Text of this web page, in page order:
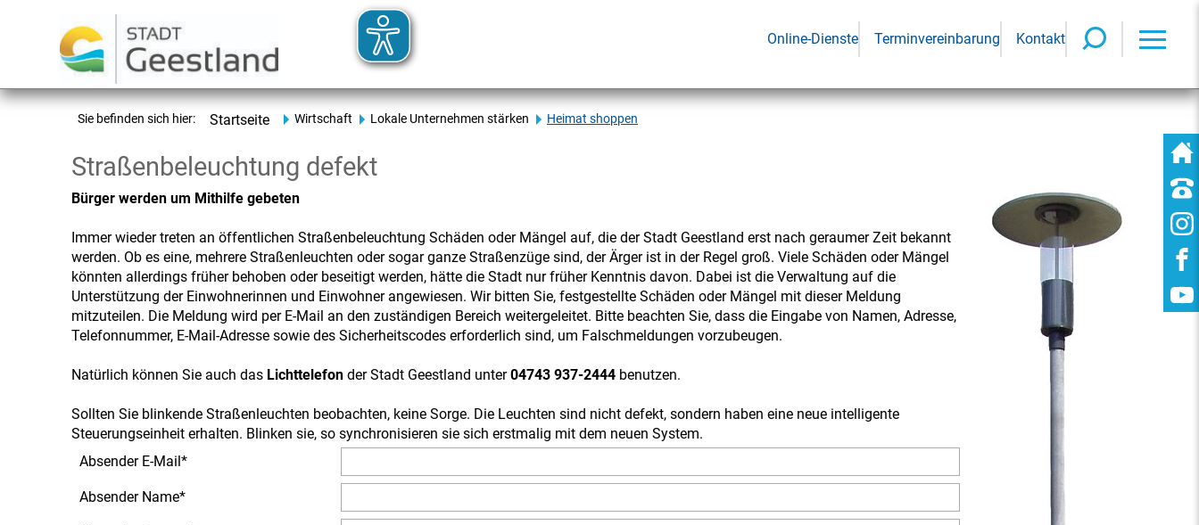
Online-Dienste Terminvereinbarung Kontakt
Sie befinden sich hier: Startseite Wirtschaft Lokale Unternehmen stärken Heimat shoppen
Straßenbeleuchtung defekt
Bürger werden um Mithilfe gebeten
Immer wieder treten an öffentlichen Straßenbeleuchtung Schäden oder Mängel auf, die der Stadt Geestland erst nach geraumer Zeit bekannt
werden. Ob es eine, mehrere Straßenleuchten oder sogar ganze Straßenzüge sind, der Ärger ist in der Regel groß. Viele Schäden oder Mängel
könnten allerdings früher behoben oder beseitigt werden, hätte die Stadt nur früher Kenntnis davon. Dabei ist die Verwaltung auf die
Unterstützung der Einwohnerinnen und Einwohner angewiesen. Wir bitten Sie, festgestellte Schäden oder Mängel mit dieser Meldung
mitzuteilen. Die Meldung wird per E-Mail an den zuständigen Bereich weitergeleitet. Bitte beachten Sie, dass die Eingabe von Namen, Adresse,
Telefonnummer, E-Mail-Adresse sowie des Sicherheitscodes erforderlich sind, um Falschmeldungen vorzubeugen.
Natürlich können Sie auch das Lichttelefon der Stadt Geestland unter04743 937-2444 benutzen.
Sollten Sie blinkende Straßenleuchten beobachten, keine Sorge. Die Leuchten sind nicht defekt, sondern haben eine neue intelligente
Steuerungseinheit erhalten. Blinken sie, so synchronisieren sie sich erstmalig mit dem neuen System.
Absender E-Mail*
Absender Name*